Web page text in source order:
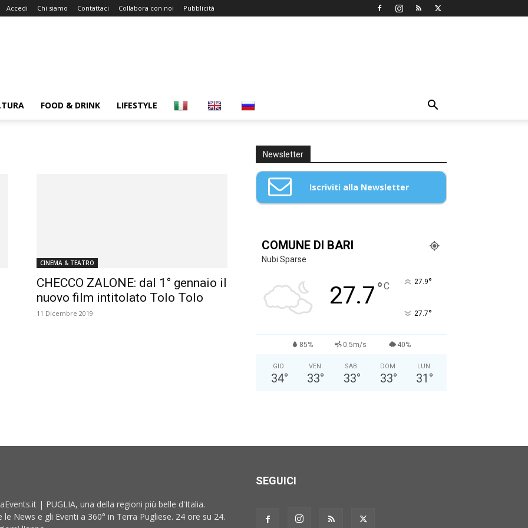
Accedi Chi siamo Contattaci Collabora con noi Pubblicità
FOOD & DRINK LIFESTYLE
CINEMA & TEATRO
CHECCO ZALONE: dal 1° gennaio il
nuovo film intitolato Tolo Tolo
11 Dicembre 2019
Newsletter
Iscriviti alla Newsletter
Nome: *
Cognome: *
Maschio
Femmina
Anno di Nascita: *
COMUNE DI BARI
Nubi Sparse
27.7°C 27.9°
27.7°
85% 0.5m/s 40%
GIO
34°
VEN
33°
SAB
33°
DOM
33°
LUN
31 °
| PUGLIA, una della regioni più belle d'Italia.
le News e gli Eventi a 360° in Terra Pugliese. 24 ore su 24.
SEGUICI